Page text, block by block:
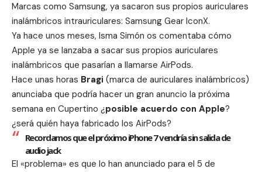
Marcas como Samsung, ya sacaron sus propios auriculares
inalámbricos intrauriculares: Samsung Gear IconX.
Ya hace unos meses, Isma Simón os comentaba cómo
Apple ya se lanzaba a sacar sus propios auriculares
inalámbricos que pasarían a llamarse AirPods.
Hace unas horas Bragi (marca de auriculares inalámbricos)
anunciaba que podría hacer un gran anuncio la próxima
semana en Cupertino ¿posible acuerdo con Apple?
¿será quién haya fabricado los AirPods?
Recordamos que el próximo iPhone 7 vendría sin salida de
audio jack
El «problema» es que lo han anunciado para el 5 de